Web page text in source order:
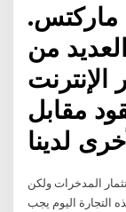
ماركتس.
من
مقابل
المدخرات ولكن
التجارة اليوم يجب